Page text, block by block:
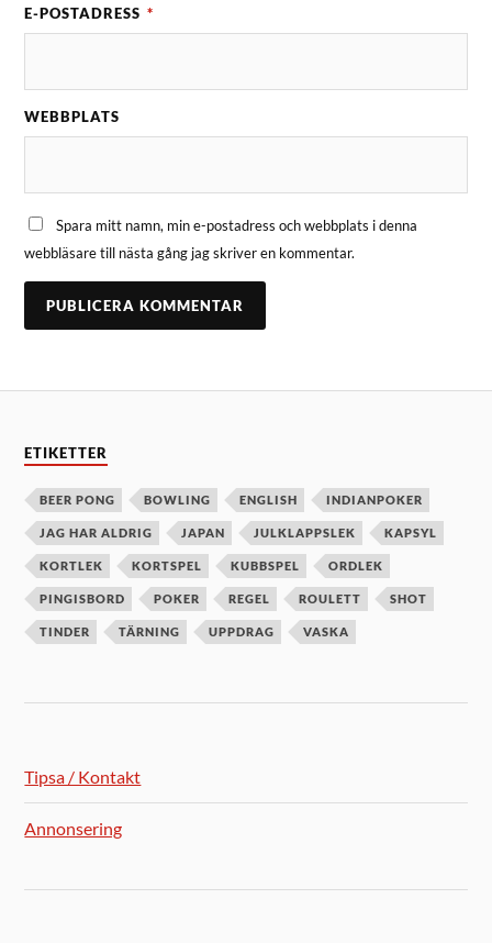
E-POSTADRESS *
WEBBPLATS
Spara mitt namn, min e-postadress och webbplats i denna
webbläsare till nästa gång jag skriver en kommentar.
ETIKETTER
BEER PONG BOWLING ENGLISH INDIANPOKER
JAG HAR ALDRIG JAPAN JULKLAPPSLEK KAPSYL
KORTLEK KORTSPEL KUBBSPEL ORDLEK
PINGISBORD POKER REGEL ROULETT SHOT
TINDER TÄRNING UPPDRAG VASKA
Tipsa / Kontakt
Annonsering